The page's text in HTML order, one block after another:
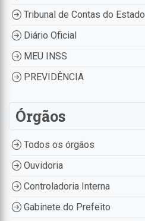
Tribunal de Contas do Estado
Diário Oficial
MEU INSS
PREVIDÊNCIA
Órgãos
Todos os órgãos
Ouvidoria
Controladoria Interna
Gabinete do Prefeito